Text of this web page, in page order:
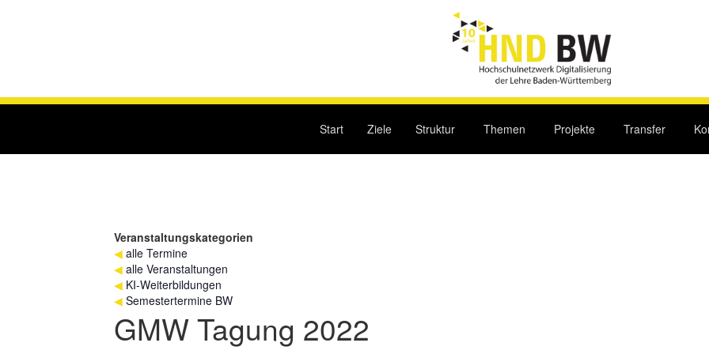
Start Ziele Struktur Themen Projekte Transfer
Veranstaltungskategorien
◀ alle Termine
◀ alle Veranstaltungen
◀ KI-Weiterbildungen
◀ Semestertermine BW
GMW Tagung 2022